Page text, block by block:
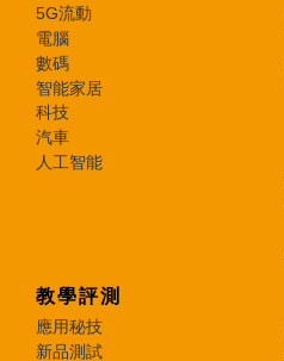
5G流動
電腦
數碼
智能家居
科技
汽車
人工智能
教學評測
應用秘技
新品測試